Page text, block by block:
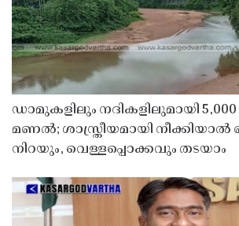
ഡാമുകളിലും നദികളിലുമായി
മണൽ; ശാസ്ത്രീയമായി
നിറയും, വെള്ളപ്പൊക്കവും തടയാം